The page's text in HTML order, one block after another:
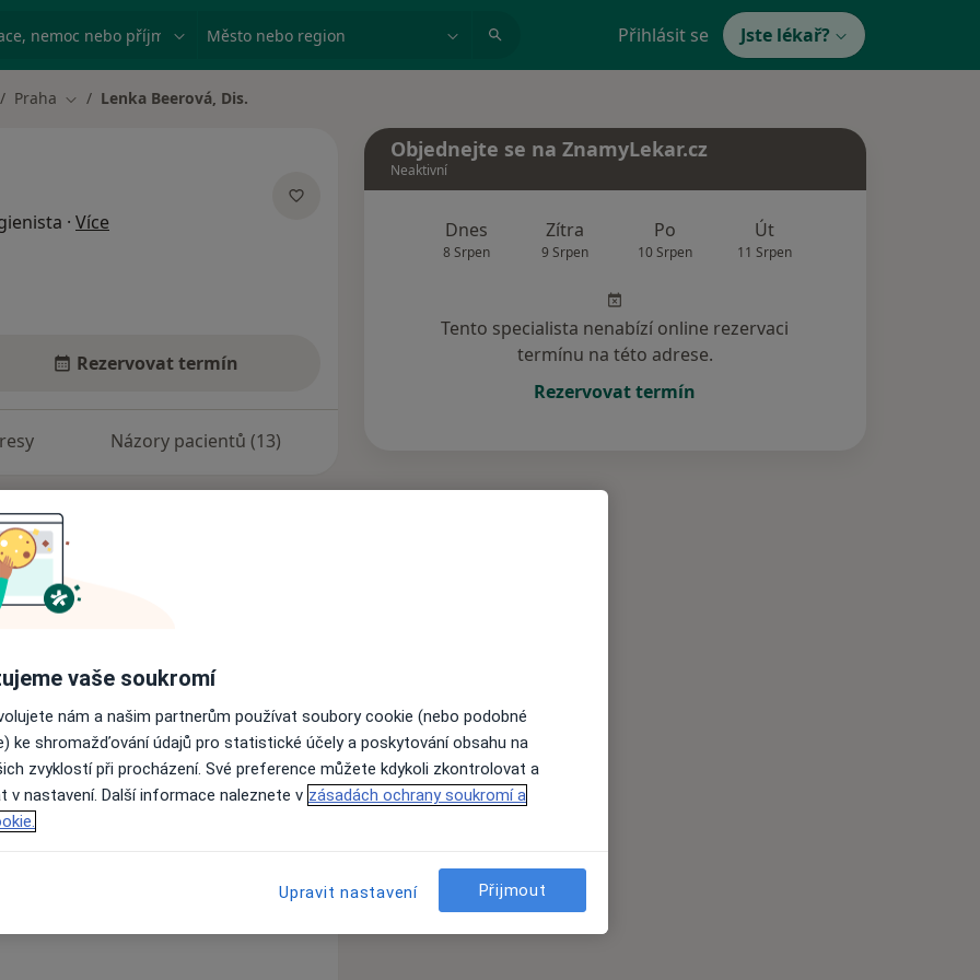
nemoc nebo příjmení Město nebo region Přihlásit se Jste lékař?
Praha Změna města
Lenka Beerová, Dis.
· Více
Rezervovat termín
Názory pacientů (13)
s praxí na parodontologii se
Svůj obor jsem vystudovala na
tato práce mě nesmírně baví.
pacientovi a bezbolestném
kategorií, od nejmenších dětí,
zoubku, až po dospělé pacienty,
příjemné prostředí a pomoci
prostě jen nevědí, co čekat. Mě
kde se můžou uvolnit, zasmát
Baví mě vidět ten rozdíl – když
že to bylo vlastně fajn. A že se příště
Objednejte se na ZnamyLekar.cz
Neaktivní
Dnes
8 Srpen
Zítra
9 Srpen
Po
10 Srpen
Út
11 Srpen
Tento specialista nenabízí online rezervaci
termínu na této adrese.
Rezervovat termín
vaše soukromí
nám a našim partnerům používat soubory cookie (nebo podobné
ke shromažďování údajů pro statistické účely a poskytování obsahu na
zvyklostí při procházení. Své preference můžete kdykoli zkontrolovat a
v nastavení. Další informace naleznete v zásadách ochrany soukromí a
Upravit nastavení Přijmout